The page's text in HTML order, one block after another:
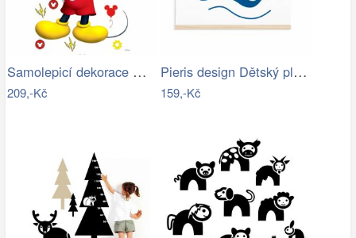
Samolepicí dekorace Mickey Mouse 42,5 x…
209,-Kč
Pieris design Dětský plakát velryba
159,-Kč